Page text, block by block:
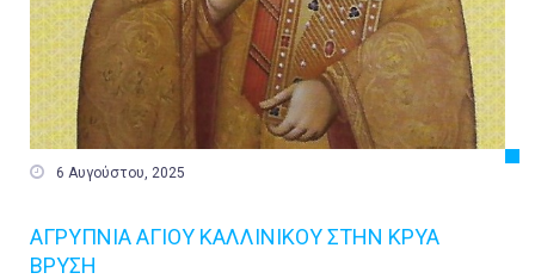
 6 Αυγούστου, 2025
ΑΓΡΥΠΝΙΑ ΑΓΙΟΥ ΚΑΛΛΙΝΙΚΟΥ ΣΤΗΝ ΚΡΥΑ
ΒΡΥΣΗ